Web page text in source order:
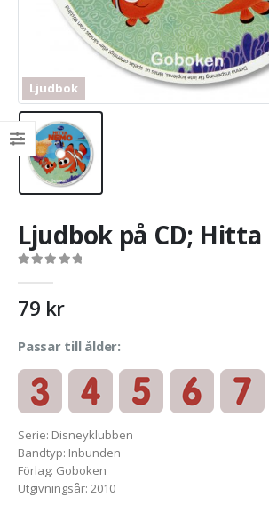
Ljudbok
Ljudbok på CD;
79 kr
Passar till ålder:
Serie: Disneyklubben
Bandtyp: Inbunden
Förlag: Goboken
Utgivningsår: 2010